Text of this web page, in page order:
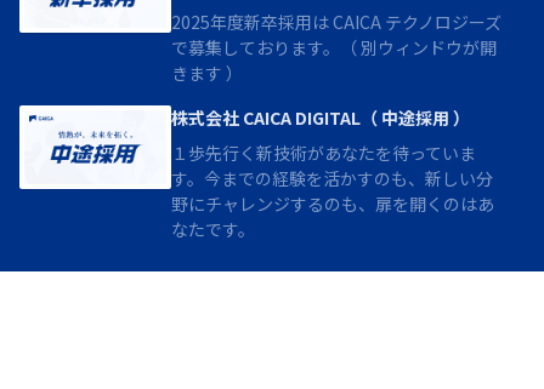
2025年度新卒採用は CAICA テクノロジーズ
で募集しております。（ 別ウィンドウが開
きます ）
株式会社 CAICA DIGITAL（ 中途採用 ）
１歩先行く新技術があなたを待っていま
す。今までの経験を活かすのも、新しい分
野にチャレンジするのも、扉を開くのはあ
なたです。